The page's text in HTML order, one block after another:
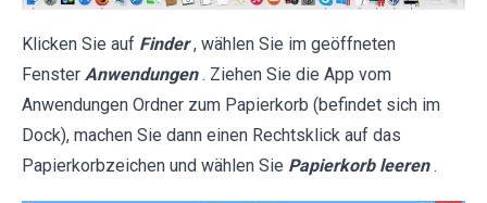
Klicken Sie auf Finder , wählen Sie im geöffneten
Fenster Anwendungen . Ziehen Sie die App vom
Anwendungen Ordner zum Papierkorb (befindet sich im
Dock), machen Sie dann einen Rechtsklick auf das
Papierkorbzeichen und wählen Sie Papierkorb leeren .